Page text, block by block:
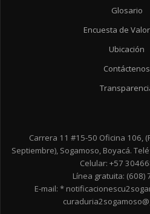
Glosario
Encuesta de
Ubicación
Contáctenos
Carrera 11 #15-50 Oficina 106,
Septiembre), Sogamoso, Boyacá.
Celular: +57
Línea gratuita: (608)
E-mail: *